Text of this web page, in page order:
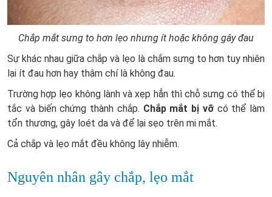
Chắp mắt sưng to hơn lẹo nhưng ít hoặc không gây đau
Sự khác nhau giữa chắp và lẹo là chắm sưng to hơn tuy nhiên
lại ít đau hơn hay thậm chí là không đau.
Trường hợp lẹo không lành và xẹp hẳn thì chỗ sưng có thể bị
tắc và biến chứng thành chắp. Chắp mắt bị vỡcó thể làm
tổn thương, gây loét da và để lại sẹo trên mi mắt.
Cả chắp và lẹo mắt đều không lây nhiễm.
Nguyên nhân gây chắp, lẹo mắt